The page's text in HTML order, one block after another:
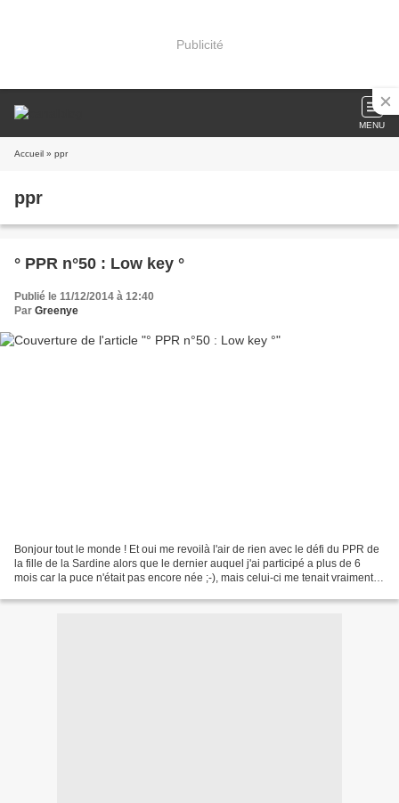
Publicité
MENU
Accueil » ppr
ppr
° PPR n°50 : Low key °
Publié le 11/12/2014 à 12:40
Par Greenye
Bonjour tout le monde ! Et oui me revoilà l'air de rien avec le défi du PPR de
la fille de la Sardine alors que le dernier auquel j'ai participé a plus de 6
mois car la puce n'était pas encore née ;-), mais celui-ci me tenait vraiment à